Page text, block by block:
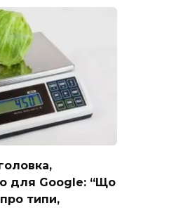
для Google: “Що
типи,